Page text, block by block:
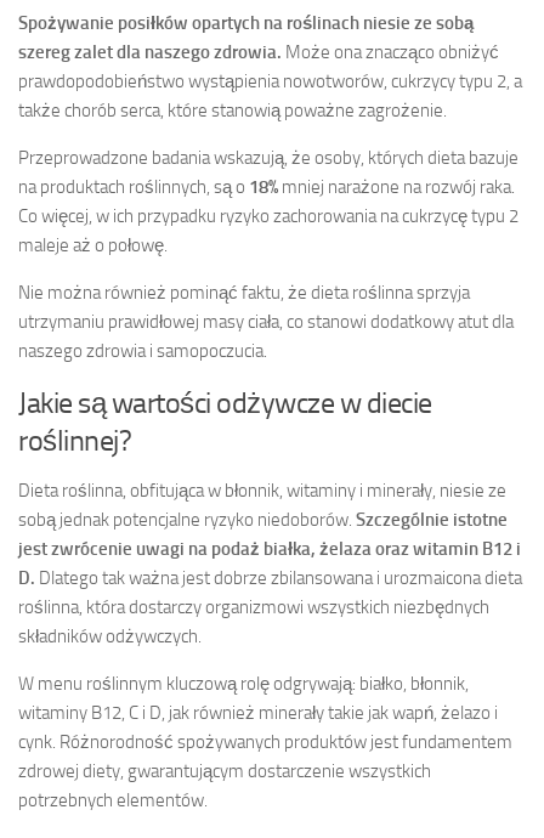
Spożywanie posiłków opartych na roślinach niesie ze sobą
szereg zalet dla naszego zdrowia. Może ona znacząco obniżyć
prawdopodobieństwo wystąpienia nowotworów, cukrzycy typu 2, a
także chorób serca, które stanowią poważne zagrożenie.
Przeprowadzone badania wskazują, że osoby, których dieta bazuje
na produktach roślinnych, są o 18% mniej narażone na rozwój raka.
Co więcej, w ich przypadku ryzyko zachorowania na cukrzycę typu 2
maleje aż o połowę.
Nie można również pominąć faktu, że dieta roślinna sprzyja
utrzymaniu prawidłowej masy ciała, co stanowi dodatkowy atut dla
naszego zdrowia i samopoczucia.
Jakie są wartości odżywcze w diecie
roślinnej?
Dieta roślinna, obfitująca w błonnik, witaminy i minerały, niesie ze
sobą jednak potencjalne ryzyko niedoborów. Szczególnie istotne
jest zwrócenie uwagi na podaż białka, żelaza oraz witamin B12 i
D. Dlatego tak ważna jest dobrze zbilansowana i urozmaicona dieta
roślinna, która dostarczy organizmowi wszystkich niezbędnych
składników odżywczych.
W menu roślinnym kluczową rolę odgrywają: białko, błonnik,
witaminy B12, C i D, jak również minerały takie jak wapń, żelazo i
cynk. Różnorodność spożywanych produktów jest fundamentem
zdrowej diety, gwarantującym dostarczenie wszystkich
potrzebnych elementów.